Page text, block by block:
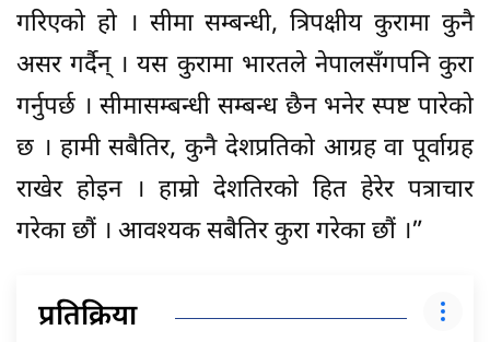
गरिएको हो । सीमा सम्बन्धी, त्रिपक्षीय कुरामा कुनै
असर गर्दैन् । यस कुरामा भारतले नेपालसँगपनि कुरा
गर्नुपर्छ । सीमासम्बन्धी सम्बन्ध छैन भनेर स्पष्ट पारेको
छ । हामी सबैतिर, कुनै देशप्रतिको आग्रह वा पूर्वाग्रह
राखेर होइन । हाम्रो देशतिरको हित हेरेर पत्राचार
गरेका छौं । आवश्यक सबैतिर कुरा गरेका छौं ।”
प्रतिक्रिया